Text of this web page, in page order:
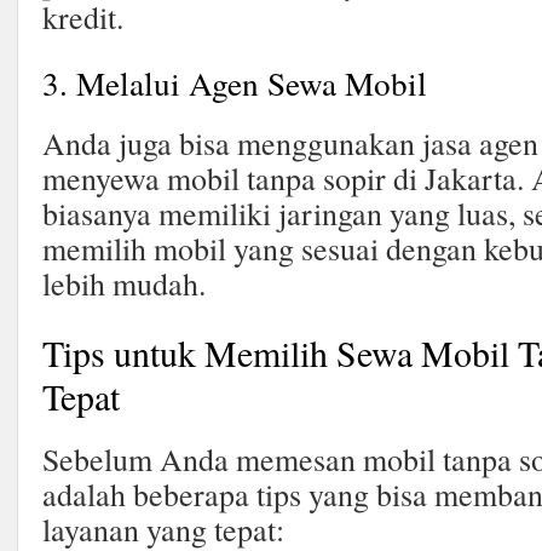
kredit.
3. Melalui Agen Sewa Mobil
Anda juga bisa menggunakan jasa
menyewa mobil tanpa sopir di Jakarta.
biasanya memiliki jaringan yang luas,
memilih mobil yang sesuai dengan
lebih mudah.
Tips untuk Memilih Sewa Mobil
Tepat
Sebelum Anda memesan mobil tanpa
adalah beberapa tips yang bisa
layanan yang tepat: